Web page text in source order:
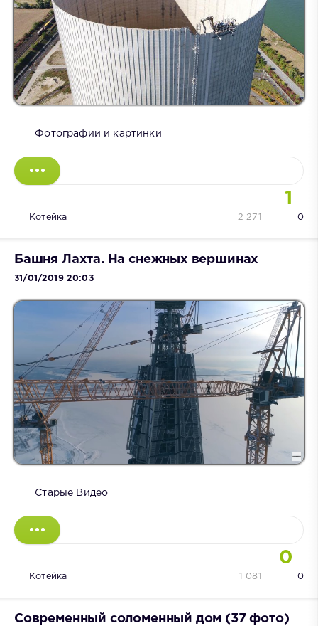
Фотографии и картинки
1
Котейка 0
2 271
Башня Лахта. На снежных вершинах
31/01/2019 20:03
Старые Видео
0
Котейка 0
1 081
Современный соломенный дом (37 фото)